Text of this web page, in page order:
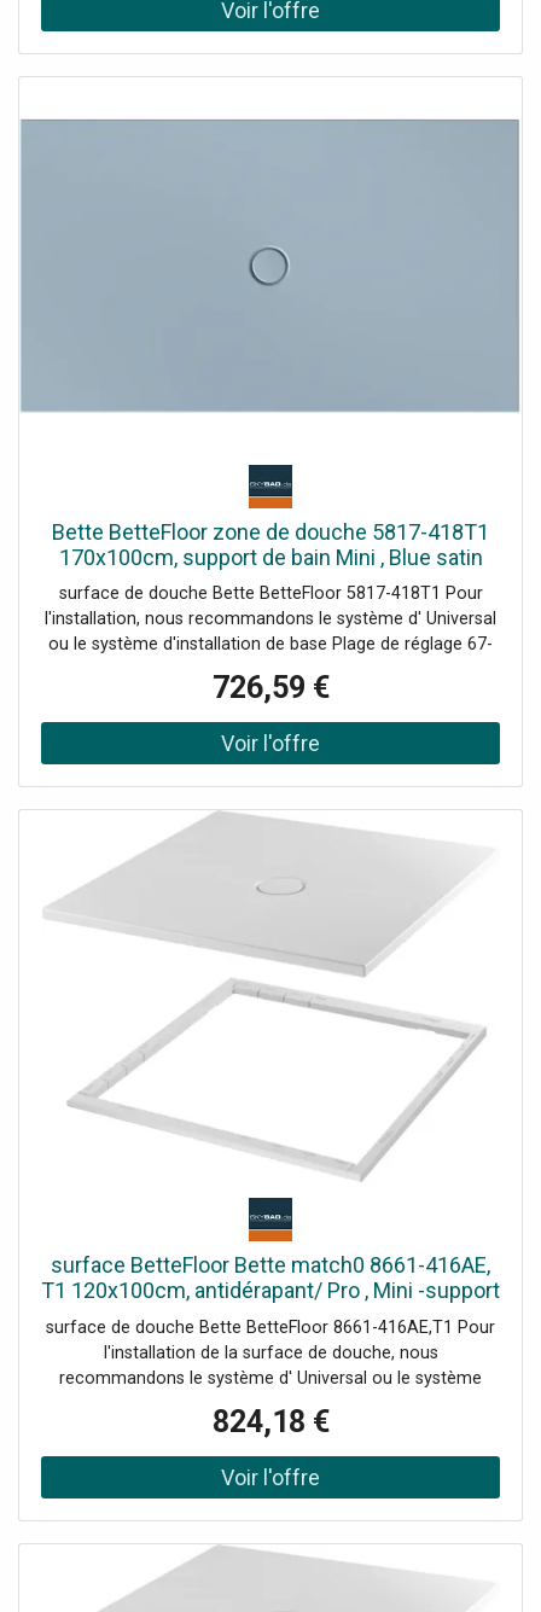
Bette BetteFloor zone de douche 5817-418T1
170x100cm, support de bain Mini , Blue satin
surface de douche Bette BetteFloor 5817-418T1 Pour
l'installation, nous recommandons le système d' Universal
ou le système d'installation de base Plage de réglage 67-
205 mm alternativement le système de pied Plage de
réglage 80-200 mm avec tapis anti-drones insonorisants
726,59 €
surface BetteFloor Bette match0 8661-416AE,
T1 120x100cm, antidérapant/ Pro , Mini -support
de baignoire, pierre
surface de douche Bette BetteFloor 8661-416AE,T1 Pour
l'installation de la surface de douche, nous
recommandons le système d' Universal ou le système
alternativement le système de pied Plage de réglage 80-
200 mm avec tapis anti-drones insonorisants
824,18 €